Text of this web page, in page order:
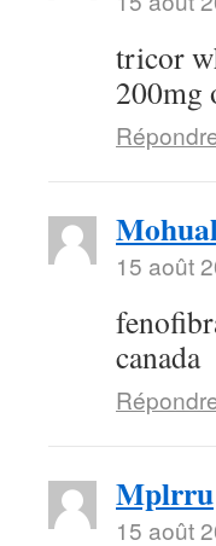
tricor
200mg
15 août
canada
Mplrru
15 août